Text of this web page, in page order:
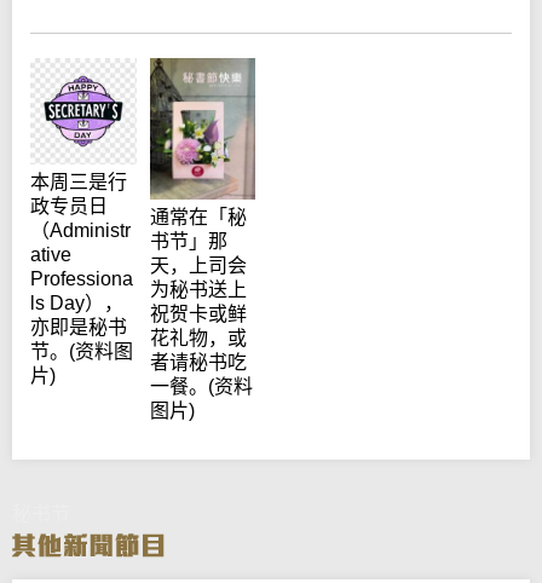
本周三是行
政专员日
（Administr
ative
Professiona
ls Day），
亦即是秘书
节。(资料图
片)
通常在「秘
书节」那
天，上司会
为秘书送上
祝贺卡或鲜
花礼物，或
者请秘书吃
一餐。(资料
图片)